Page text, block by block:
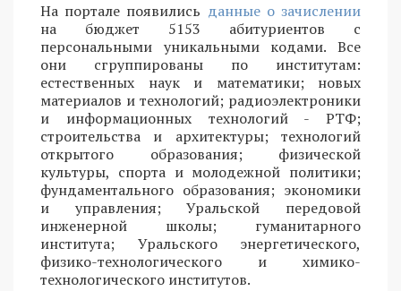
На портале появились данные о зачислении
на бюджет 5153 абитуриентов с
персональными уникальными кодами. Все
они сгруппированы по институтам:
естественных наук и математики; новых
материалов и технологий; радиоэлектроники
и информационных технологий - РТФ;
строительства и архитектуры; технологий
открытого образования; физической
культуры, спорта и молодежной политики;
фундаментального образования; экономики
и управления; Уральской передовой
инженерной школы; гуманитарного
института; Уральского энергетического,
физико-технологического и химико-
технологического институтов.